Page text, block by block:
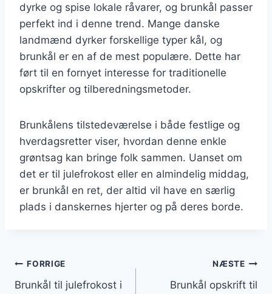
dyrke og spise lokale råvarer, og brunkål passer
perfekt ind i denne trend. Mange danske
landmænd dyrker forskellige typer kål, og
brunkål er en af de mest populære. Dette har
ført til en fornyet interesse for traditionelle
opskrifter og tilberedningsmetoder.
Brunkålens tilstedeværelse i både festlige og
hverdagsretter viser, hvordan denne enkle
grøntsag kan bringe folk sammen. Uanset om
det er til julefrokost eller en almindelig middag,
er brunkål en ret, der altid vil have en særlig
plads i danskernes hjerter og på deres borde.
Indlægsnavigation
FORRIGE
Brunkål til julefrokost i
NÆSTE
Brunkål opskrift til